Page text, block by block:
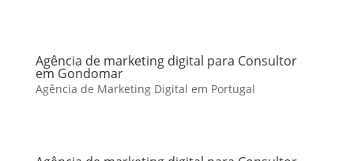
Agência de marketing digital para Consultor
em Gondomar
Agência de Marketing Digital em Portugal